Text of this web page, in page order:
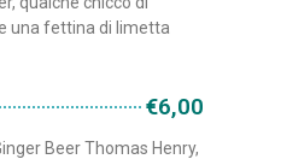
una fettina di limetta
€6,00
Beer Thomas Henry,